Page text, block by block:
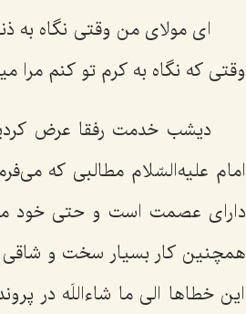
ای مولای من وقتی نگاه
وقتی که نگاه به کرم تو کنم مرا
دیشب خدمت رفقا عرض
امام علیه‌السّلام مطالبی که
دارای عصمت است و حتی خود ما
همچنین کار بسیار سخت و شاقی
این خطاها الی ما شاءاللَه در